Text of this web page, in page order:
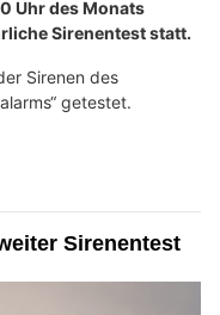
Uhr des Monats
Sirenentest statt.
Sirenen des
getestet.
Sirenentest